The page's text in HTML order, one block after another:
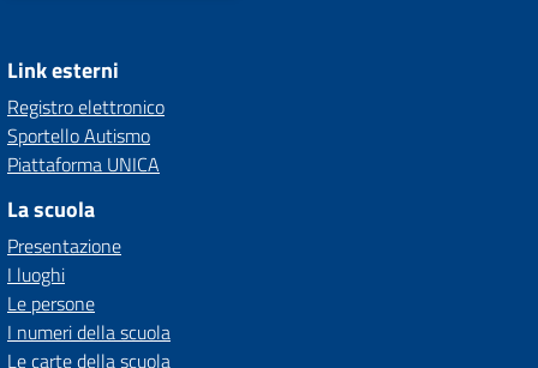
Link esterni
Registro elettronico
Sportello Autismo
Piattaforma UNICA
La scuola
Presentazione
I luoghi
Le persone
I numeri della scuola
Le carte della scuola